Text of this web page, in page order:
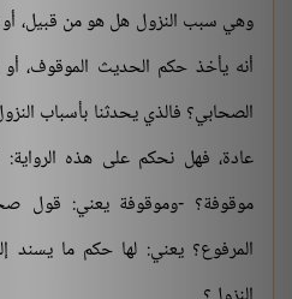
وهي سبب النزول هل هو من قبيل،
أنه يأخذ حكم الحديث الموقوف،
الصحابي؟ فالذي يحدثنا بأسباب
عادة، فهل نحكم على هذه
موقوفة؟ -وموقوفة يعني: قول
المرفوع؟ يعني: لها حكم ما